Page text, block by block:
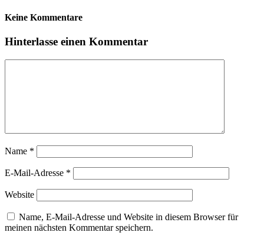
Keine Kommentare
Hinterlasse einen Kommentar
Name *
E-Mail-Adresse *
Website
Name, E-Mail-Adresse und Website in diesem Browser für
meinen nächsten Kommentar speichern.